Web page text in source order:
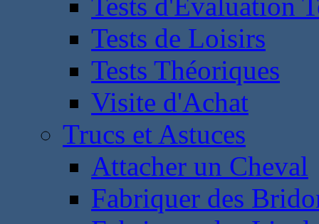
Tests de Loisirs
Tests Théoriques
Visite d'Achat
Trucs et Astuces
Attacher un Cheval
Fabriquer des